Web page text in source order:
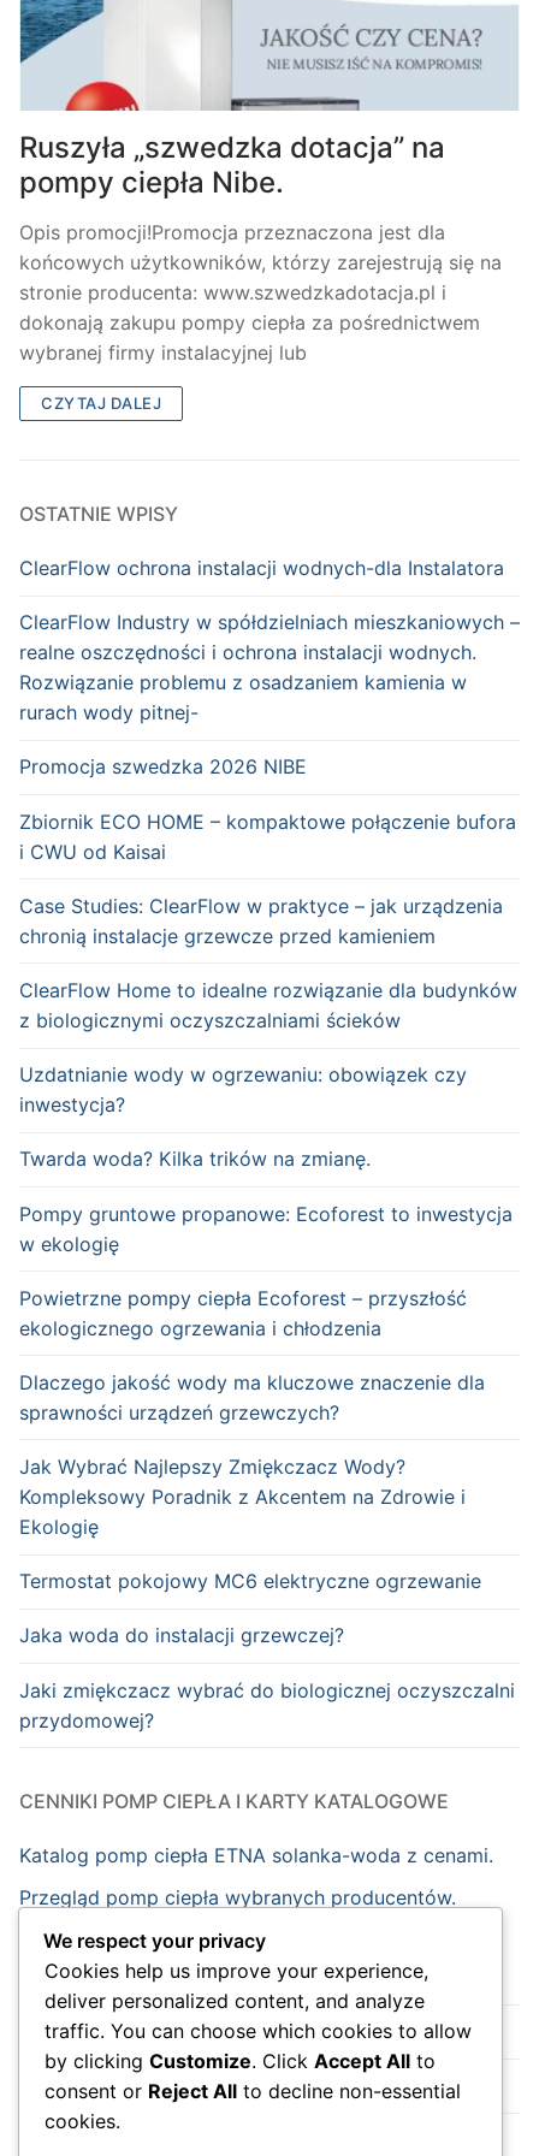
Ruszyła „szwedzka dotacja” na
pompy ciepła Nibe.
Opis promocji!Promocja przeznaczona jest dla
końcowych użytkowników, którzy zarejestrują się na
stronie producenta: www.szwedzkadotacja.pl i
dokonają zakupu pompy ciepła za pośrednictwem
wybranej firmy instalacyjnej lub
CZYTAJ DALEJ
OSTATNIE WPISY
ClearFlow ochrona instalacji wodnych-dla Instalatora
ClearFlow Industry w spółdzielniach mieszkaniowych –
realne oszczędności i ochrona instalacji wodnych.
Rozwiązanie problemu z osadzaniem kamienia w
rurach wody pitnej-
Promocja szwedzka 2026 NIBE
Zbiornik ECO HOME – kompaktowe połączenie bufora
i CWU od Kaisai
Case Studies: ClearFlow w praktyce – jak urządzenia
chronią instalacje grzewcze przed kamieniem
ClearFlow Home to idealne rozwiązanie dla budynków
z biologicznymi oczyszczalniami ścieków
Uzdatnianie wody w ogrzewaniu: obowiązek czy
inwestycja?
Twarda woda? Kilka trików na zmianę.
Pompy gruntowe propanowe: Ecoforest to inwestycja
w ekologię
Powietrzne pompy ciepła Ecoforest – przyszłość
ekologicznego ogrzewania i chłodzenia
Dlaczego jakość wody ma kluczowe znaczenie dla
sprawności urządzeń grzewczych?
Jak Wybrać Najlepszy Zmiękczacz Wody?
Kompleksowy Poradnik z Akcentem na Zdrowie i
Ekologię
Termostat pokojowy MC6 elektryczne ogrzewanie
Jaka woda do instalacji grzewczej?
Jaki zmiękczacz wybrać do biologicznej oczyszczalni
przydomowej?
CENNIKI POMP CIEPŁA I KARTY KATALOGOWE
Katalog pomp ciepła ETNA solanka-woda z cenami.
Przegląd pomp ciepła wybranych producentów.
Strona główna
Nowości
Wydarzenia
We respect your privacy
Cookies help us improve your experience,
deliver personalized content, and analyze
traffic. You can choose which cookies to allow
by clicking Customize. Click Accept All to
consent or Reject All to decline non-essential
cookies.